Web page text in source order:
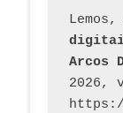
Arcos
2026,